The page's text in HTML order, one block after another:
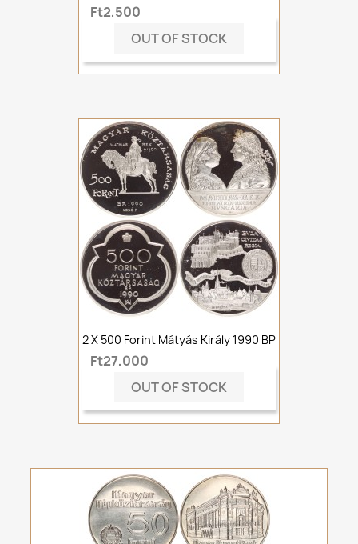
Ft2,500
OUT OF STOCK
2 X 500 Forint Mátyás Király 1990 BP
Ft27,000
OUT OF STOCK